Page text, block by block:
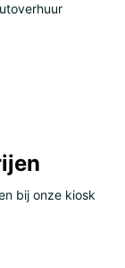
bij onze kiosk